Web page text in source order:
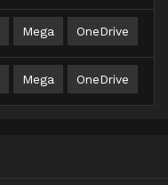
Mega OneDrive
Mega OneDrive